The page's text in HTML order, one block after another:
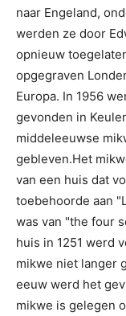
naar Engeland,
werden ze door
opnieuw
opgegraven
Europa. In 1956
gevonden in
middeleeuwse
gebleven.Het
van een huis dat
toebehoorde aan
was van "the four
huis in 1251 werd
mikwe niet langer
eeuw werd het
mikwe is gelegen